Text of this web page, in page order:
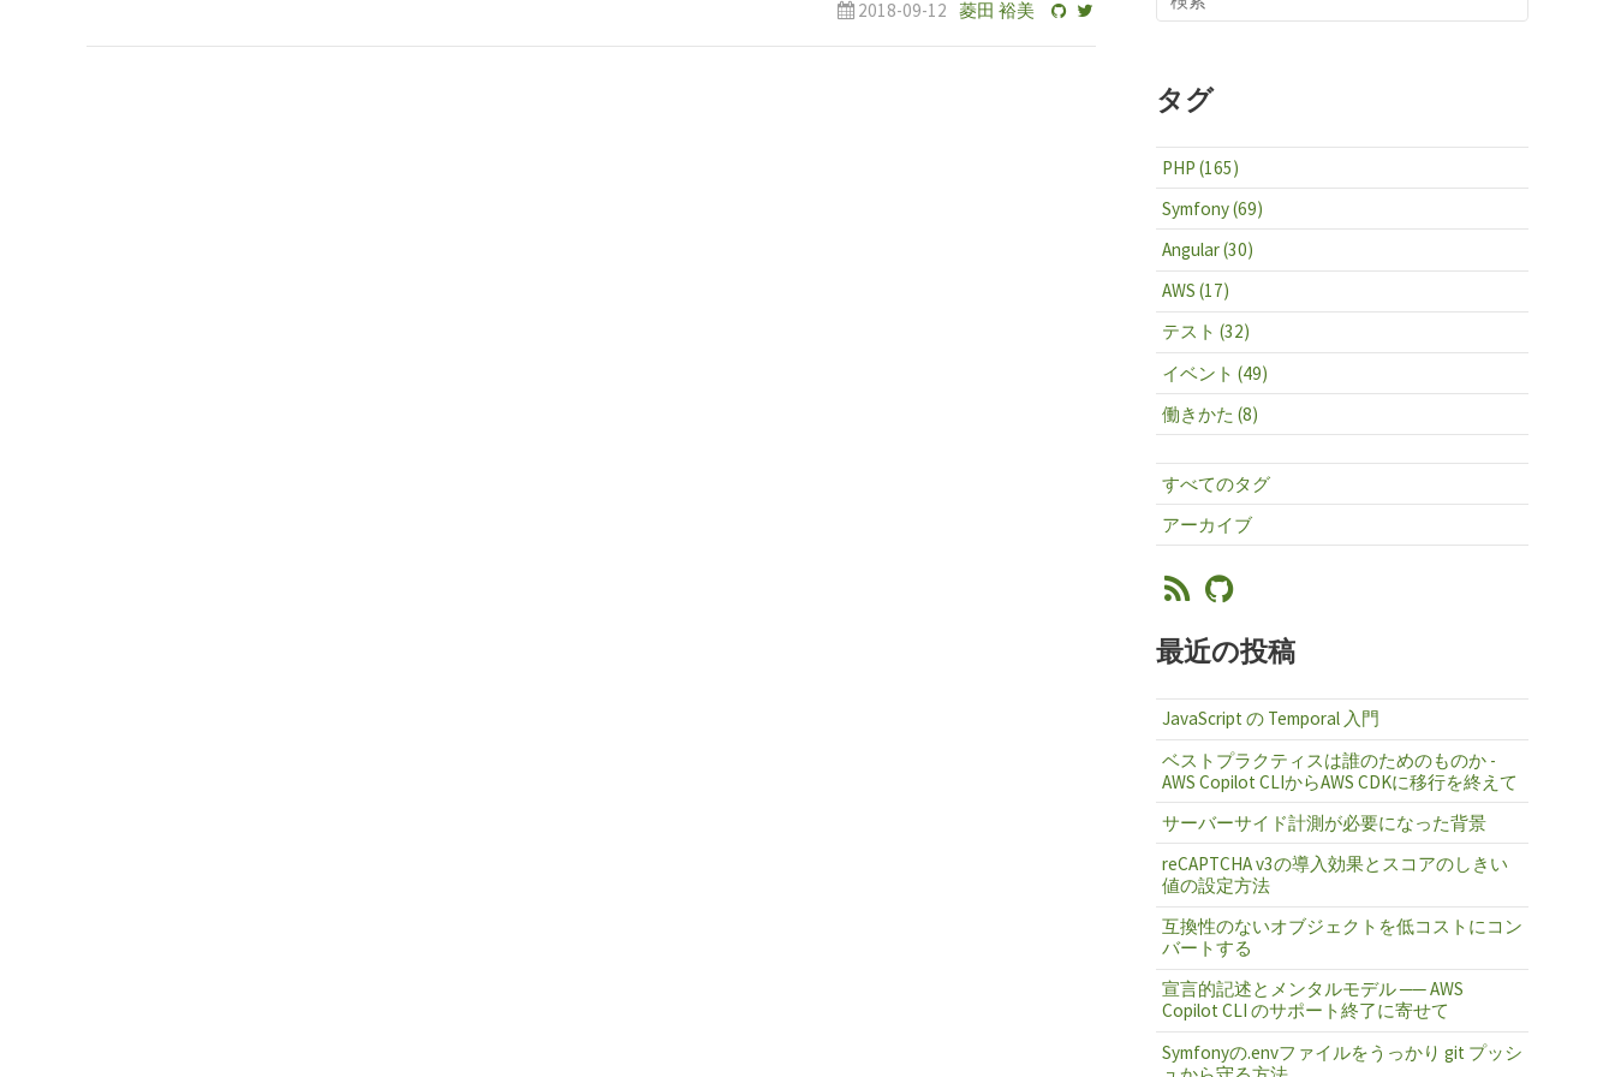
2018-09-12 菱田 裕美
タグ
PHP (165)
Symfony (69)
Angular (30)
AWS (17)
テスト (32)
イベント (49)
働きかた (8)
すべてのタグ
アーカイブ
最近の投稿
JavaScript の Temporal 入門
ベストプラクティスは誰のためのものか -
AWS Copilot CLIからAWS CDKに移行を終えて
サーバーサイド計測が必要になった背景
reCAPTCHA v3の導入効果とスコアのしきい
値の設定方法
互換性のないオブジェクトを低コストにコン
バートする
宣言的記述とメンタルモデル ── AWS
Copilot CLI のサポート終了に寄せて
Symfonyの.envファイルをうっかり git プッシ